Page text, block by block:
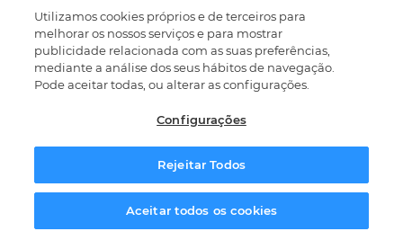
Certificações
Preferências de cookies
Solicitar Informaçao
Utilizamos cookies próprios e de terceiros para
melhorar os nossos serviços e para mostrar
publicidade relacionada com as suas preferências,
mediante a análise dos seus hábitos de navegação.
Pode aceitar todas, ou alterar as configurações.
Configurações
Rejeitar Todos
Aceitar todos os cookies